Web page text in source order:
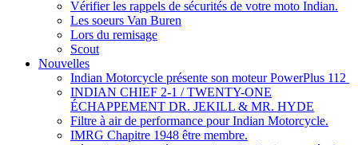
Vérifier les rappels de sécurités de votre moto Indian.
Les soeurs Van Buren
Lors du remisage
Scout
Nouvelles
Indian Motorcycle présente son moteur PowerPlus 112
INDIAN CHIEF 2-1 / TWENTY-ONE
ÉCHAPPEMENT DR. JEKILL & MR. HYDE
Filtre à air de performance pour Indian Motorcycle.
IMRG Chapitre 1948 être membre.